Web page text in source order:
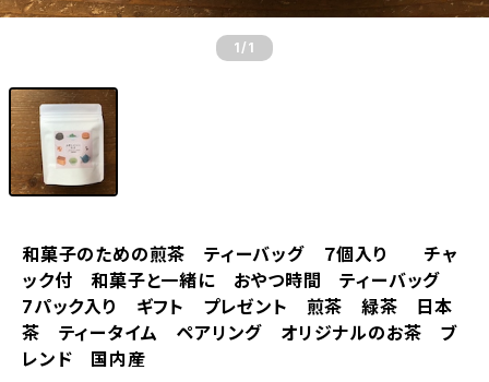
1 /1
和菓子のための煎茶 ティーバッグ ７個入り チャ
ック付 和菓子と一緒に おやつ時間 ティーバッグ
7パック入り ギフト プレゼント 煎茶 緑茶 日本
茶 ティータイム ペアリング オリジナルのお茶 ブ
レンド 国内産